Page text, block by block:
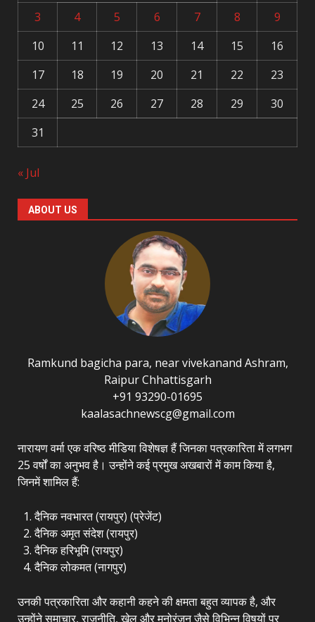
3
4 5 6 7 8
9
10
11 12 13 14 15
16
17
18 19 20 21 22
23
24
25 26 27 28 29
30
31
« Jul
ABOUT US
Ramkund bagicha para, near vivekanand Ashram,
Raipur Chhattisgarh
+91 93290-01695
kaalasachnewscg@gmail.com
नारायण वर्मा एक वरिष्ठ मीडिया विशेषज्ञ हैं जिनका पत्रकारिता में लगभग
25 वर्षों का अनुभव है। उन्होंने कई प्रमुख अखबारों में काम किया है,
जिनमें शामिल हैं:
दैनिक नवभारत (रायपुर) (प्रेजेंट)
दैनिक अमृत संदेश (रायपुर)
दैनिक हरिभूमि (रायपुर)
दैनिक लोकमत (नागपुर)
उनकी पत्रकारिता और कहानी कहने की क्षमता बहुत व्यापक है, और
उन्होंने समाचार, राजनीति, खेल और मनोरंजन जैसे विभिन्न विषयों पर